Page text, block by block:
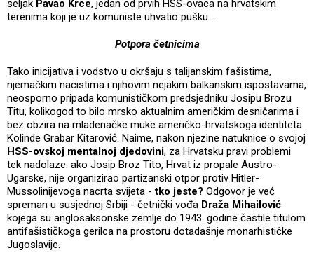
seljak Pavao Krce, jedan od prvih HSS-ovaca na hrvatskim
terenima koji je uz komuniste uhvatio pušku...
Potpora četnicima
Tako inicijativa i vodstvo u okršaju s talijanskim fašistima,
njemačkim nacistima i njihovim nejakim balkanskim ispostavama,
neosporno pripada komunističkom predsjedniku Josipu Brozu
Titu, kolikogod to bilo mrsko aktualnim američkim desničarima i
bez obzira na mladenačke muke američko-hrvatskoga identiteta
Kolinde Grabar Kitarović. Naime, nakon njezine natuknice o svojoj
HSS-ovskoj mentalnoj djedovini, za Hrvatsku pravi problemi
tek nadolaze: ako Josip Broz Tito, Hrvat iz propale Austro-
Ugarske, nije organizirao partizanski otpor protiv Hitler-
Mussolinijevoga nacrta svijeta -tko jeste? Odgovor je već
spreman u susjednoj Srbiji - četnički vođa Draža Mihailović
kojega su anglosaksonske zemlje do 1943. godine častile titulom
antifašističkoga gerilca na prostoru dotadašnje monarhističke
Jugoslavije.